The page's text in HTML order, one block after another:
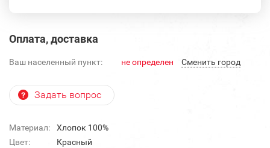
Оплата, доставка
Ваш населенный пункт: не определен Cменить город
Задать вопрос
Материал:
Хлопок 100%
Цвет:
Красный